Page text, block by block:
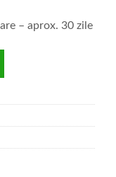
– aprox. 30 zile